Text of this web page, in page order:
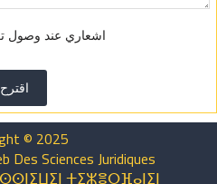
اشعاري عند وصول
اقترح
© 2025
Sciences Juridiques
ⵜⵉⵣⴻⵔⴼⴰⵏⵉⵏ